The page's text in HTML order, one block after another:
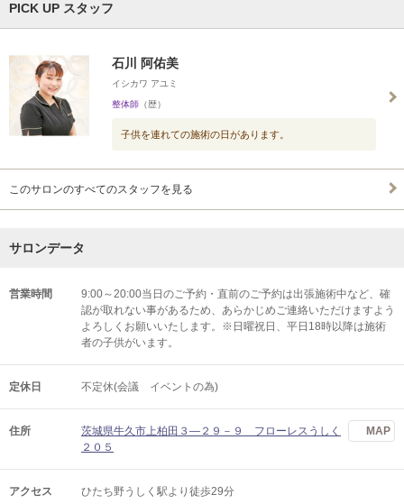
PICK UP スタッフ
石川 阿佑美
イシカワ アユミ
整体師 （歴）
子供を連れての施術の日があります。
このサロンのすべてのスタッフを見る
サロンデータ
営業時間
9:00～20:00当日のご予約・直前のご予約は出張施術中など、確
認が取れない事があるため、あらかじめご連絡いただけますよう
よろしくお願いいたします。※日曜祝日、平日18時以降は施術
者の子供がいます。
定休日 不定休(会議 イベントの為)
住所
茨城県牛久市上柏田３―２９－９ フローレスうしく
２０５
MAP
アクセス ひたち野うしく駅より徒歩29分